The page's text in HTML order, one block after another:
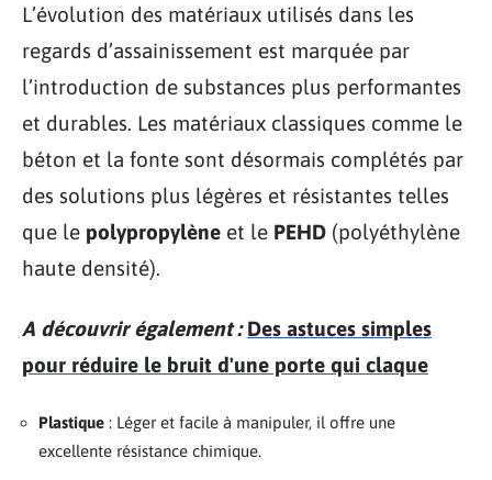
L’évolution des matériaux utilisés dans les
regards d’assainissement est marquée par
l’introduction de substances plus performantes
et durables. Les matériaux classiques comme le
béton et la fonte sont désormais complétés par
des solutions plus légères et résistantes telles
que le polypropylène et le PEHD (polyéthylène
haute densité).
A découvrir également : Des astuces simples
pour réduire le bruit d'une porte qui claque
Plastique : Léger et facile à manipuler, il offre une
excellente résistance chimique.